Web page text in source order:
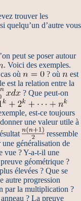
trouver les
quelqu’un d’autre vous
peut se poser autour
. Voici des exemples.
où
? où
est
est la relation entre la
? Que peut-on
est-ce toujours
une valeur utile à
ressemble
généralisation de
vue ? Y-a-t-il une
géométrique ?
élevées ? Que se
autre progression
par la multiplication ?
? La preuve